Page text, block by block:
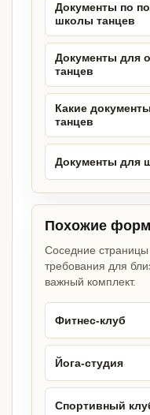
Документы по
школы танцев
Документы для
танцев
Какие
танцев
Документы для
Похожие
Соседние
требования для
важный комплект.
Фитнес-клуб
Йога-студия
Спортивный